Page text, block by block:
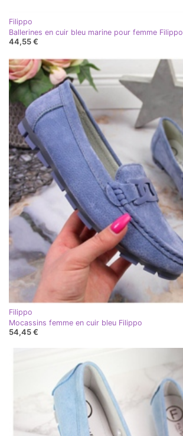
Filippo
Ballerines en cuir bleu marine pour femme Filippo
44,55 €
Filippo
Mocassins femme en cuir bleu Filippo
54,45 €